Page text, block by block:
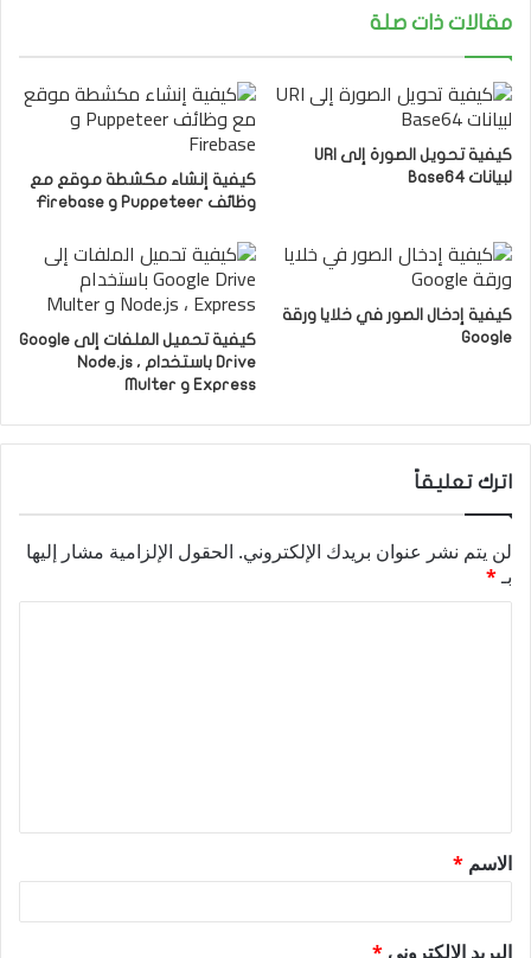
مقالات ذات صلة
كيفية تحويل الصورة إلى URI
لبيانات Base64
كيفية إنشاء مكشطة موقع مع
وظائف Puppeteer و Firebase
كيفية إدخال الصور في خلايا ورقة
Google
كيفية تحميل الملفات إلى Google
Drive باستخدام Node.js ،
Express و Multer
اترك تعليقاً
لن يتم نشر عنوان بريدك الإلكتروني. الحقول الإلزامية مشار إليها
بـ*
ق
*
الاسم *
البريد الإلكتروني *